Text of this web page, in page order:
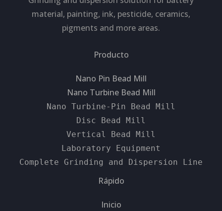
material, painting, ink, pesticide, ceramics,
pigments and more areas.
Producto
Nano Pin Bead Mill
Nano Turbine Bead Mill
Nano Turbine-Pin Bead Mill
Disc Bead Mill
Vertical Bead Mill
Laboratory Equipment
Complete Grinding and Dispersion Line
Rápido
Inicio